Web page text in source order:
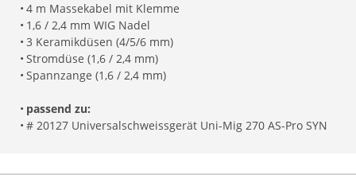
• 4 m Massekabel mit Klemme
• 1,6 / 2,4 mm WIG Nadel
• 3 Keramikdüsen (4/5/6 mm)
• Stromdüse (1,6 / 2,4 mm)
• Spannzange (1,6 / 2,4 mm)
• passend zu:
• # 20127 Universalschweissgerät Uni-Mig 270 AS-Pro SYN